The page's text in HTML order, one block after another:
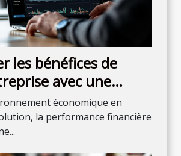
les bénéfices de
avec une
efficace
économique en
la performance financière